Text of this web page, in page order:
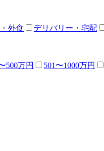
外食 デリバリー・宅配
500万円 501〜1000万円